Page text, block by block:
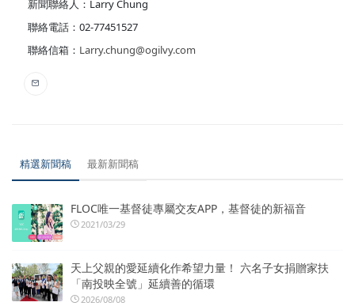
新聞聯絡人：Larry Chung
聯絡電話：02-77451527
聯絡信箱： Larry.chung@ogilvy.com
精選新聞稿 最新新聞稿
FLOC唯一基督徒專屬交友APP，基督徒的新福音
2021/03/29
天上父親的愛延續化作希望力量！ 六名子女捐贈家扶
「南投映全號」延續善的循環
2026/08/08